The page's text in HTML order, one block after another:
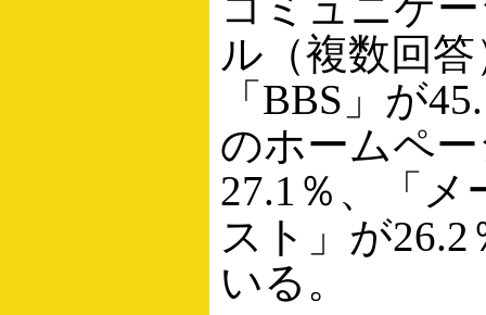
ル（複数回
「BBS」が
のホームペ
27.1％、「メ
スト」が
いる。